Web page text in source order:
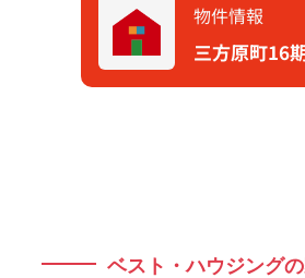
物件情報
三方原町16
ベスト・ハウジング